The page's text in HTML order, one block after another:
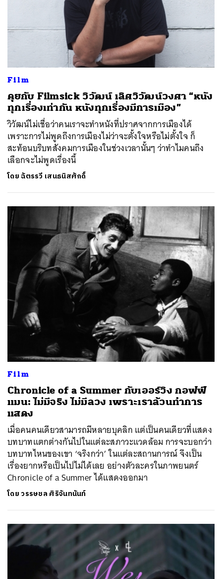
Film
คุยกับ Filmsick วิวัฒน์ เลิศวิวัฒน์วงศา “หนัง
ทุกเรื่องเท่ากัน หนังทุกเรื่องมีการเมือง”
วิวัฒน์ไม่เชื่อว่าคนเราจะทำหนังที่ปราศจากการเมืองได้
เพราะการไม่พูดถึงการเมืองไม่ว่าจะตั้งใจหรือไม่ตั้งใจ ก็
สะท้อนบริบทสังคมการเมืองในช่วงเวลานั้นๆ ว่าทำไมคนถึง
เลือกจะไม่พูดเรื่องนี้
โดยฉัตรรวี เสนธนิสศักดิ์
Film
Chronicle of a Summer กับเออร์วิง กอฟฟ์
แมน: ไม่มีจริง ไม่มีลวง เพราะเราล้วนทำการ
แสดง
เมื่อคนคนเดียวสามารถมีหลายบุคลิก แต่เป็นคนเดียวที่แสดง
บทบาทแตกต่างกันไปในแต่ละสภาวะแวดล้อม การจะบอกว่า
บทบาทไหนของเขา ‘จริงกว่า’ ในแต่ละสถานการณ์ จึงเป็น
เรื่องยากหรือเป็นไปไม่ได้เลย อย่างตัวละครในภาพยนตร์
Chronicle of a Summer ได้แสดงออกมา
โดยวรรษชล ศิริจันทนันท์
SHARE TWEET LINE EMAIL